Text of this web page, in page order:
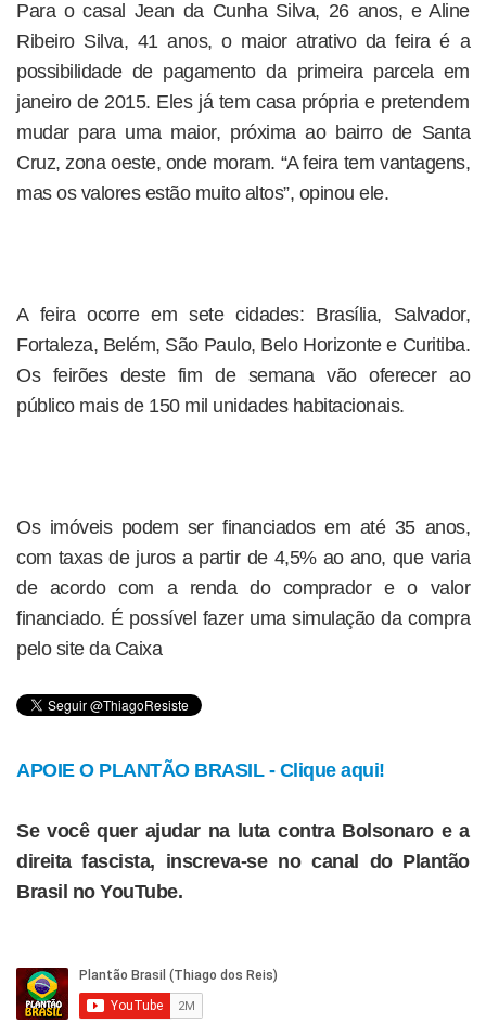
Para o casal Jean da Cunha Silva, 26 anos, e Aline
Ribeiro Silva, 41 anos, o maior atrativo da feira é a
possibilidade de pagamento da primeira parcela em
janeiro de 2015. Eles já tem casa própria e pretendem
mudar para uma maior, próxima ao bairro de Santa
Cruz, zona oeste, onde moram. “A feira tem vantagens,
mas os valores estão muito altos”, opinou ele.
A feira ocorre em sete cidades: Brasília, Salvador,
Fortaleza, Belém, São Paulo, Belo Horizonte e Curitiba.
Os feirões deste fim de semana vão oferecer ao
público mais de 150 mil unidades habitacionais.
Os imóveis podem ser financiados em até 35 anos,
com taxas de juros a partir de 4,5% ao ano, que varia
de acordo com a renda do comprador e o valor
financiado. É possível fazer uma simulação da compra
pelo site da Caixa
APOIE O PLANTÃO BRASIL - Clique aqui!
Se você quer ajudar na luta contra Bolsonaro e a
direita fascista, inscreva-se no canal do Plantão
Brasil no YouTube.